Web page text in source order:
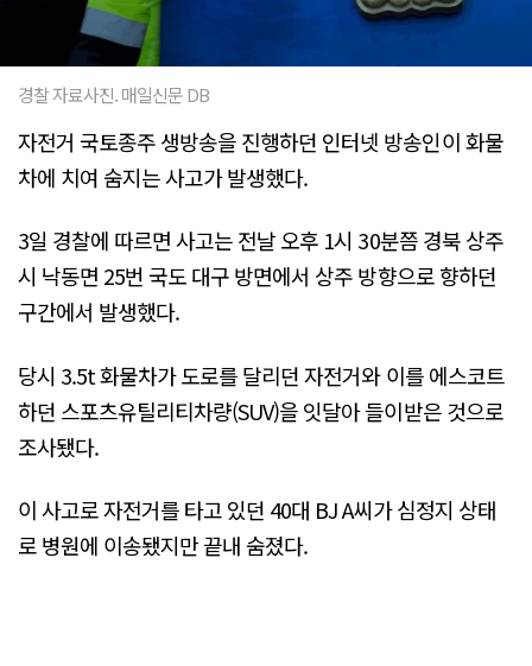
경찰 자료사진. 매일신문 DB
자전거 국토종주 생방송을 진행하던 인터넷 방송인이 화물
차에 치여 숨지는 사고가 발생했다.
3일 경찰에 따르면 사고는 전날 오후 1시 30분쯤 경북 상주
시 낙동면 25번 국도 대구 방면에서 상주 방향으로 향하던
구간에서 발생했다.
당시 3.5t 화물차가 도로를 달리던 자전거와 이를 에스코트
하던 스포츠유틸리티차량(SUV)을 잇달아 들이받은 것으로
조사됐다.
이 사고로 자전거를 타고 있던 40대 BJ A씨가 심정지 상태
로 병원에 이송됐지만 끝내 숨졌다.